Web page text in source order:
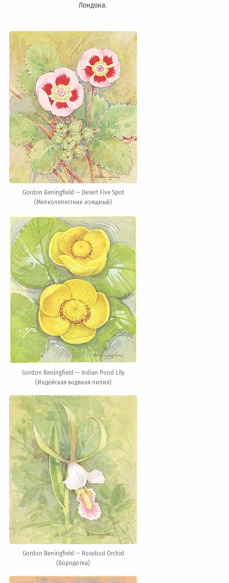
Лондонa.
Gordon Beningfield — Desert Five Spot
(Мелколепестник изящный)
Gordon Beningfield — Indian Pond Lily
(Индейская водяная лилия)
Gordon Beningfield — Rosebud Orchid
(Бородотка)